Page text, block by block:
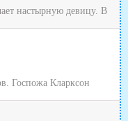
настырную девицу. В
Госпожа Кларксон